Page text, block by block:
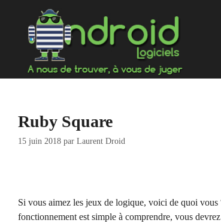
contenu
Ruby Square
15 juin 2018 par Laurent Droid
Si vous aimez les jeux de logique, voici de quoi
fonctionnement est simple à comprendre, vous